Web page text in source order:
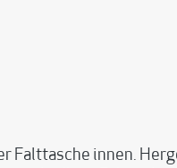
innen.